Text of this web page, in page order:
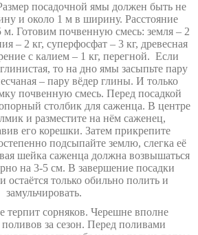
посадочной ямы должен быть не
и около 1 м в ширину. Расстояние
Готовим почвенную смесь: земля – 2
– 2 кг, суперфосфат – 3 кг, древесная
с калием – 1 кг, перегной. Если
то на дно ямы засыпьте пару
– пару вёдер глины. И только
почвенную смесь. Перед посадкой
столбик для саженца. В центре
и разместите на нём саженец,
его корешки. Затем прикрепите
подсыпайте землю, слегка её
шейка саженца должна возвышаться
на 3-5 см. В завершение посадки
только обильно полить и
замульчировать.
терпит сорняков. Черешне вполне
поливов за сезон. Перед поливами